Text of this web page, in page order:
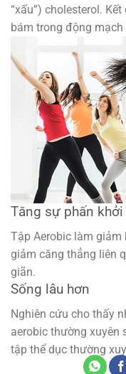
“xấu”) cholesterol.
bám trong động mạch
Tăng sự phấn khởi
Tập Aerobic làm
giảm căng thẳng liên
giãn.
Sống lâu hơn
Nghiên cứu cho thấy
aerobic thường xuyên
tập thể dục thường